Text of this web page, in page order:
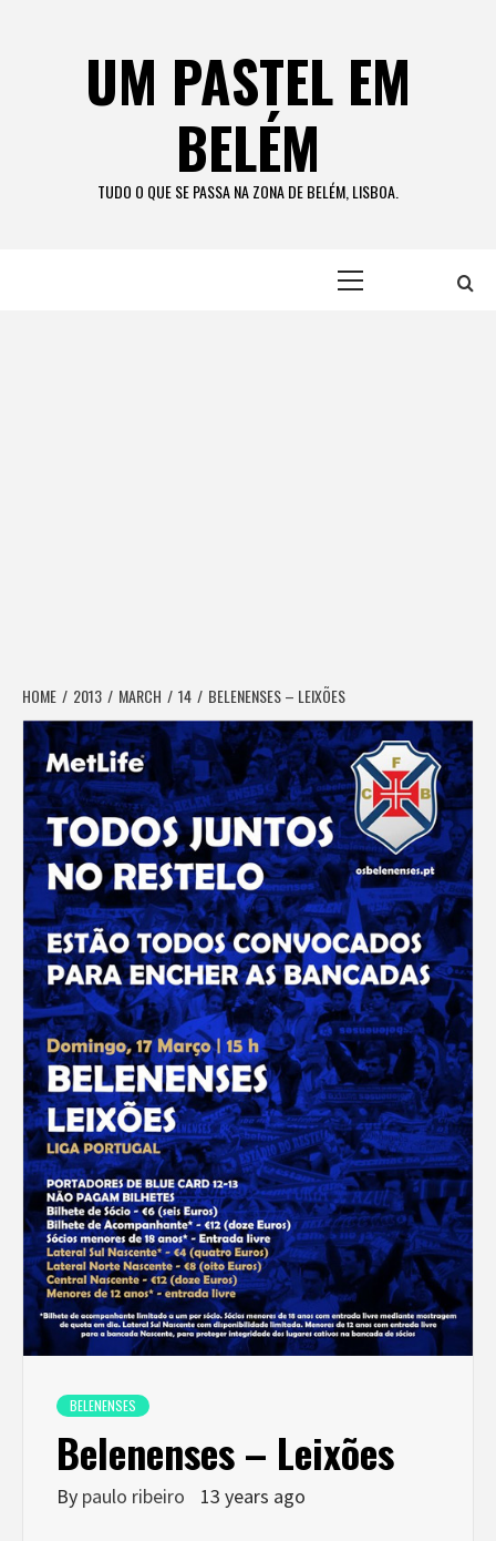
UM PASTEL EM
BELÉM
TUDO O QUE SE PASSA NA ZONA DE BELÉM, LISBOA.
HOME 2013 MARCH 14 BELENENSES – LEIXÕES
BELENENSES
Belenenses – Leixões
By paulo ribeiro 13 years ago